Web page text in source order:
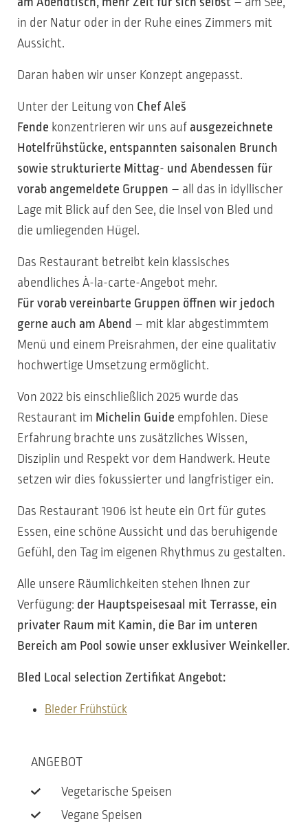
in der Natur oder in der Ruhe eines Zimmers mit
Aussicht.
Daran haben wir unser Konzept angepasst.
Unter der Leitung von Chef Aleš
Fende konzentrieren wir uns auf ausgezeichnete
Hotelfrühstücke, entspannten saisonalen Brunch
sowie strukturierte Mittag- und Abendessen für
vorab angemeldete Gruppen – all das in idyllischer
Lage mit Blick auf den See, die Insel von Bled und
die umliegenden Hügel.
Das Restaurant betreibt kein klassisches
abendliches À-la-carte-Angebot mehr.
Für vorab vereinbarte Gruppen öffnen wir jedoch
gerne auch am Abend – mit klar abgestimmtem
Menü und einem Preisrahmen, der eine qualitativ
hochwertige Umsetzung ermöglicht.
Von 2022 bis einschließlich 2025 wurde das
Restaurant im Michelin Guide empfohlen. Diese
Erfahrung brachte uns zusätzliches Wissen,
Disziplin und Respekt vor dem Handwerk. Heute
setzen wir dies fokussierter und langfristiger ein.
Das Restaurant 1906 ist heute ein Ort für gutes
Essen, eine schöne Aussicht und das beruhigende
Gefühl, den Tag im eigenen Rhythmus zu gestalten.
Alle unsere Räumlichkeiten stehen Ihnen zur
Verfügung: der Hauptspeisesaal mit Terrasse, ein
privater Raum mit Kamin, die Bar im unteren
Bereich am Pool sowie unser exklusiver Weinkeller.
Bled Local selection Zertifikat Angebot:
Bleder Frühstück
ANGEBOT
Vegetarische Speisen
Vegane Speisen